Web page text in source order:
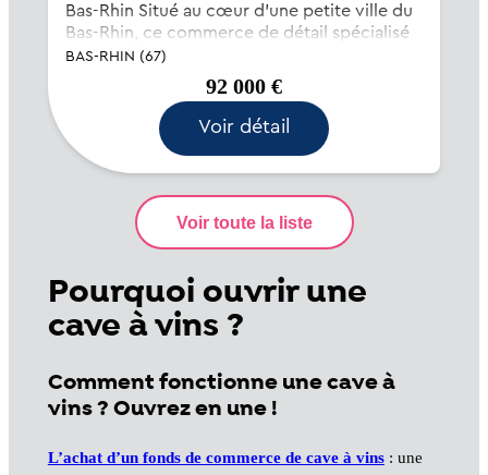
Bas-Rhin Situé au cœur d’une petite ville du
Bas-Rhin, ce commerce de détail spécialisé
bénéficie d’un environnement commercial
équilibré, mêlant commerces de...
BAS-RHIN (67)
92 000 €
Voir détail
Pourquoi ouvrir une
cave à vins ?
Comment fonctionne une cave à
vins ? Ouvrez en une !
L’achat d’un fonds de commerce de cave à vins: une